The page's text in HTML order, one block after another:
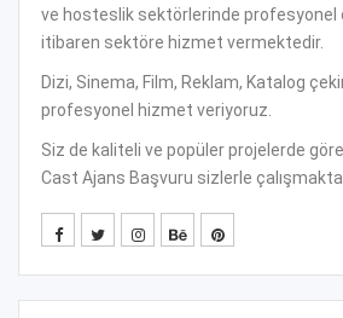
ve hosteslik sektörlerinde profesyonel
itibaren sektöre hizmet vermektedir.
Dizi, Sinema, Film, Reklam, Katalog
profesyonel hizmet veriyoruz.
Siz de kaliteli ve popüler projelerde
Cast Ajans Başvuru sizlerle